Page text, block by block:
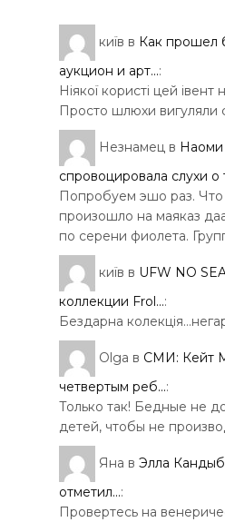
київ в Как прошел
аукцион и арт...:
Ніякої користі цей
Просто шлюхи вигуляли
Незнамец в Наоми
спровоцировала слухи о
Попробуем эшо раз.
произошло на маяказ
по серени фиолета.
київ в UFW NO
коллекции Frol...:
Бездарна
Olga в СМИ: Кейт
четвертым реб...:
Только так! Бедные не
детей, чтобы не
Яна в Элла
отметил...:
Провертесь на